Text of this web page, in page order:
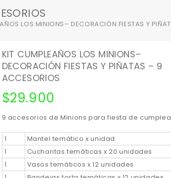
LOS MINIONS– DECORACIÓN FIESTAS Y
KIT CUMPLEAÑOS LOS MINIONS–
DECORACIÓN FIESTAS Y PIÑATAS – 9
ACCESORIOS
$29.900
9 accesorios de Minions para fiesta de
1
Mantel temático x unidad
1
Cucharitas temáticas x 20 unidades
1
Vasos temáticos x 12 unidades